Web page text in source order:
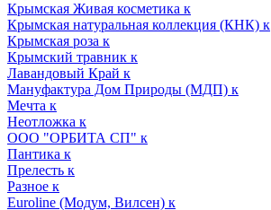
Крымская Живая косметика к
Крымская натуральная коллекция (КНК) к
Крымская роза к
Крымский травник к
Лавандовый Край к
Мануфактура Дом Природы (МДП) к
Мечта к
Неотложка к
ООО "ОРБИТА СП" к
Пантика к
Прелесть к
Разное к
Euroline (Модум, Вилсен) к